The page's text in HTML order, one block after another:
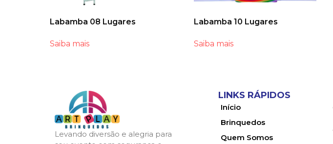
Labamba 08 Lugares
Saiba mais
Labamba 10 Lugares
Saiba mais
Levando diversão e alegria para
LINKS RÁPIDOS
Início
Brinquedos
Quem Somos